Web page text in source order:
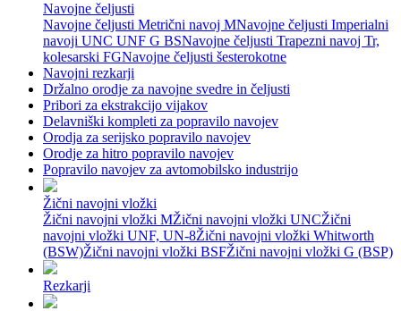
Navojne čeljusti
Navojne čeljusti Metrični navoj MNavojne čeljusti Imperialni
navoji UNC UNF G BSNavojne čeljusti Trapezni navoj Tr,
kolesarski FGNavojne čeljusti šesterokotne
Navojni rezkarji
Držalno orodje za navojne svedre in čeljusti
Pribori za ekstrakcijo vijakov
Delavniški kompleti za popravilo navojev
Orodja za serijsko popravilo navojev
Orodje za hitro popravilo navojev
Popravilo navojev za avtomobilsko industrijo
Žični navojni vložki
Žični navojni vložki MŽični navojni vložki UNCŽični
navojni vložki UNF, UN-8Žični navojni vložki Whitworth
(BSW)Žični navojni vložki BSFŽični navojni vložki G (BSP)
Rezkarji